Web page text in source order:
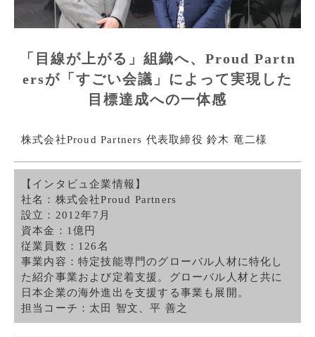
「目線が上がる」組織へ、Proud Partn
ersが「すごい会議」によって実現した
目標達成への一体感
株式会社Proud Partners 代表取締役 鈴木 竜二様
【インタビュ企業情報】
社名：株式会社Proud Partners
設立：2012年7月
資本金：1億円
従業員数：126名
事業内容：特定技能専門のグローバル人材に特化し
た紹介事業および定着支援。グローバル人材と共に
日本企業の海外進出を支援する事業も展開。
担当コーチ：太田 智文、平 善之